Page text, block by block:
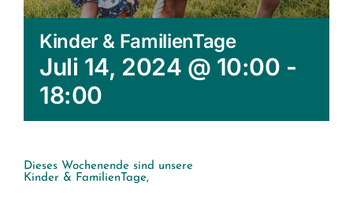
Kinder & FamilienTage
Juli 14, 2024 @ 10:00 -
18:00
Dieses Wochenende sind unsere
Kinder & FamilienTage,